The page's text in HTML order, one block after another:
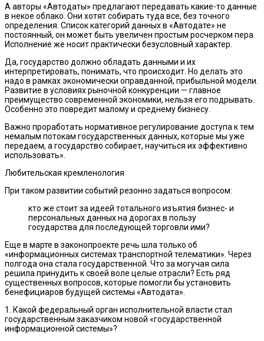
А авторы «Автодаты» предлагают передавать какие-то данные
в некое облако. Они хотят собирать туда все, без точного
определения. Список категорий данных в «Автодате» не
постоянный, он может быть увеличен простым росчерком пера.
Исполнение же носит практически безусловный характер.
Да, государство должно обладать данными и их
интерпретировать, понимать, что происходит. Но делать это
надо в рамках экономически оправданной, прибыльной модели.
Развитие в условиях рыночной конкуренции — главное
преимущество современной экономики, нельзя его подрывать.
Особенно это повредит малому и среднему бизнесу.
Важно проработать нормативное регулирование доступа к тем
немалым потокам государственных данных, которые мы уже
передаем, а государство собирает, научиться их эффективно
использовать».
Любительская кремленология
При таком развитии событий резонно задаться вопросом:
кто же стоит за идеей тотального изъятия бизнес- и
персональных данных на дорогах в пользу
государства для последующей торговли ими?
Еще в марте в законопроекте речь шла только об
«информационных системах транспортной телематики». Через
полгода она стала государственной. Что за могучая сила
решила принудить к своей воле целые отрасли? Есть ряд
существенных вопросов, которые помогли бы установить
бенефициаров будущей системы «Автодата».
1. Какой федеральный орган исполнительной власти стал
государственным заказчиком новой «государственной
информационной системы»?